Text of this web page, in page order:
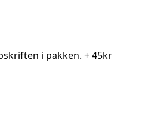
i pakken. + 45kr